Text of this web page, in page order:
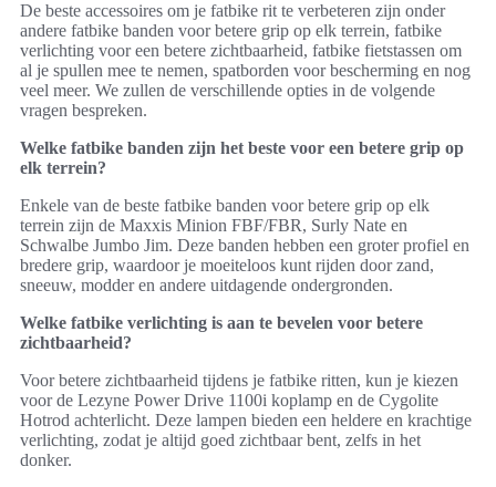
De beste accessoires om je fatbike rit te verbeteren zijn onder
andere fatbike banden voor betere grip op elk terrein, fatbike
verlichting voor een betere zichtbaarheid, fatbike fietstassen om
al je spullen mee te nemen, spatborden voor bescherming en nog
veel meer. We zullen de verschillende opties in de volgende
vragen bespreken.
Welke fatbike banden zijn het beste voor een betere grip op
elk terrein?
Enkele van de beste fatbike banden voor betere grip op elk
terrein zijn de Maxxis Minion FBF/FBR, Surly Nate en
Schwalbe Jumbo Jim. Deze banden hebben een groter profiel en
bredere grip, waardoor je moeiteloos kunt rijden door zand,
sneeuw, modder en andere uitdagende ondergronden.
Welke fatbike verlichting is aan te bevelen voor betere
zichtbaarheid?
Voor betere zichtbaarheid tijdens je fatbike ritten, kun je kiezen
voor de Lezyne Power Drive 1100i koplamp en de Cygolite
Hotrod achterlicht. Deze lampen bieden een heldere en krachtige
verlichting, zodat je altijd goed zichtbaar bent, zelfs in het
donker.